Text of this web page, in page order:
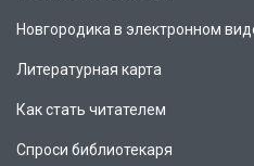
Новгородика в электронном
Литературная карта
Как стать читателем
Спроси библиотекаря